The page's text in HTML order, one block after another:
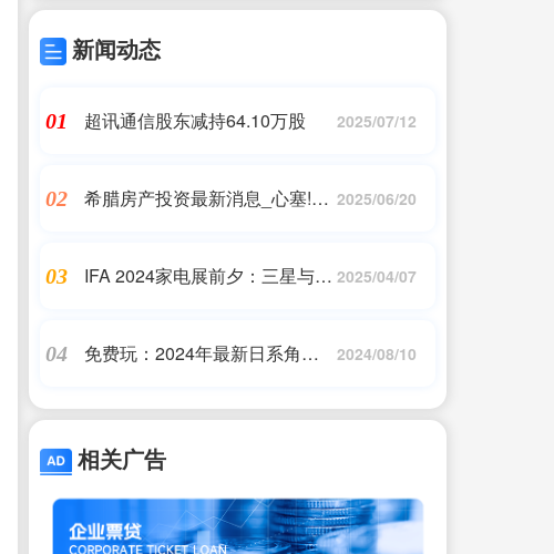
新闻动态
01 超讯通信股东减持64.10万股 2025/07/12
02
希腊房产投资最新消息_心塞!这 2025/06/20
03
IFA 2024家电展前夕：三星与
2025/04/07
04
免费玩：2024年最新日系角色
2024/08/10
相关广告